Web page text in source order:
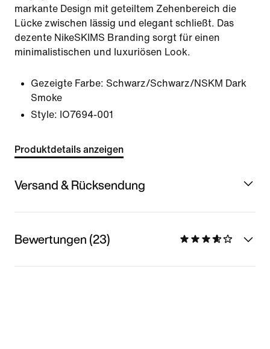
markante Design mit geteiltem Zehenbereich die
Lücke zwischen lässig und elegant schließt. Das
dezente NikeSKIMS Branding sorgt für einen
minimalistischen und luxuriösen Look.
Gezeigte Farbe: Schwarz/Schwarz/NSKM Dark
Smoke
Style: IO7694-001
Produktdetails anzeigen
Versand & Rücksendung
Bewertungen (23)